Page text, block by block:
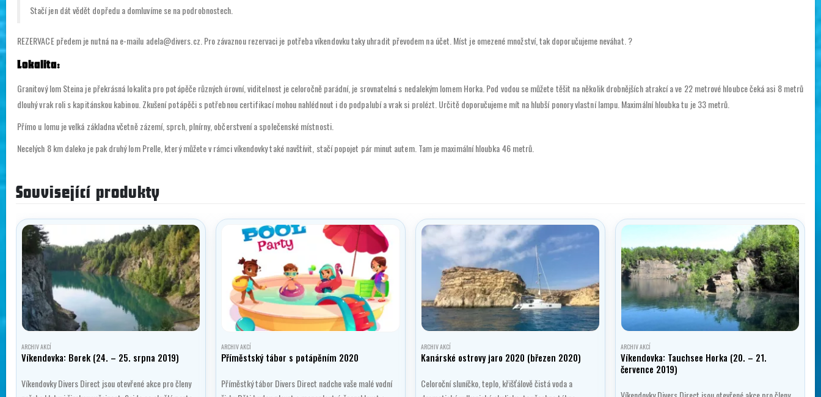
Stačí jen dát vědět dopředu a domluvíme se na podrobnostech.
REZERVACE předem je nutná na e-mailu adela@divers.cz. Pro závaznou rezervaci je potřeba víkendovku taky uhradit převodem na účet. Míst je omezené množství, tak doporučujeme neváhat. ?
Lokalita:
Granitový lom Steina je překrásná lokalita pro potápěče různých úrovní, viditelnost je celoročně parádní, je srovnatelná s nedalekým lomem Horka. Pod vodou se můžete těšit na několik drobnějších atrakcí a ve 22 metrové hloubce čeká asi 8 metrů
dlouhý vrak roli s kapitánskou kabinou. Zkušení potápěči s potřebnou certifikací mohou nahlédnout i do podpalubí a vrak si prolézt. Určitě doporučujeme mít na hlubší ponory vlastní lampu. Maximální hloubka tu je 33 metrů.
Přímo u lomu je velká základna včetně zázemí, sprch, plnírny, občerstvení a společenské místnosti.
Necelých 8 km daleko je pak druhý lom Prelle, který můžete v rámci víkendovky také navštívit, stačí popojet pár minut autem. Tam je maximální hloubka 46 metrů.
Související produkty
ARCHIV AKCÍ
Víkendovka: Borek (24. – 25. srpna 2019)
Víkendovky Divers Direct jsou otevřené akce pro členy
ARCHIV AKCÍ
Příměstský tábor s potápěním 2020
Příměstký tábor Divers Direct nadche vaše malé vodní
ARCHIV AKCÍ
Kanárské ostrovy jaro 2020 (březen 2020)
Celoroční sluníčko, teplo, křišťálově čistá voda a
ARCHIV AKCÍ
Víkendovka: Tauchsee Horka (20. – 21.
července 2019)